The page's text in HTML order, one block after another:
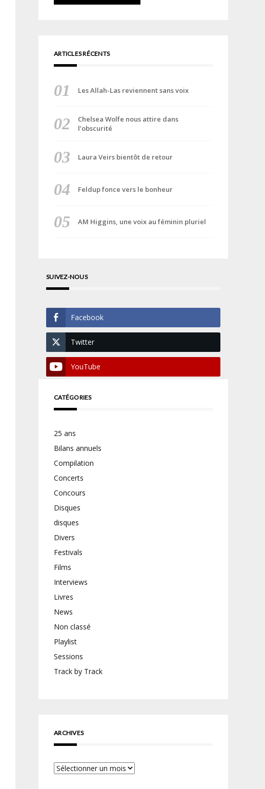
ARTICLES RÉCENTS
Les Allah-Las reviennent sans voix
Chelsea Wolfe nous attire dans
l’obscurité
Laura Veirs bientôt de retour
Feldup fonce vers le bonheur
AM Higgins, une voix au féminin pluriel
SUIVEZ-NOUS
Facebook
Twitter
YouTube
CATÉGORIES
25 ans
Bilans annuels
Compilation
Concerts
Concours
Disques
disques
Divers
Festivals
Films
Interviews
Livres
News
Non classé
Playlist
Sessions
Track by Track
ARCHIVES
Archives